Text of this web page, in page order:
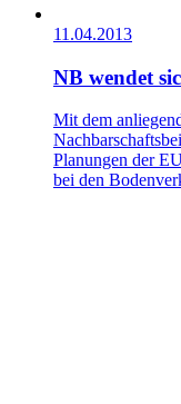
11.04.2013
NB wendet
Mit dem
Planungen der
bei den